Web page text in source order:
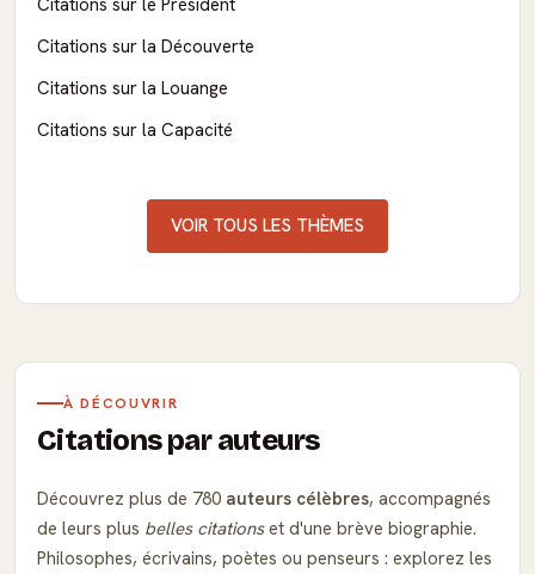
Citations sur la Découverte
Citations sur la Louange
Citations sur la Capacité
VOIR TOUS LES THÈMES
À DÉCOUVRIR
Citations par auteurs
Découvrez plus de 780 auteurs célèbres, accompagnés
de leurs plus belles citationset d'une brève biographie.
Philosophes, écrivains, poètes ou penseurs : explorez les